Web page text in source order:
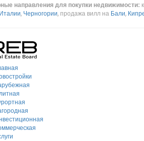
направления для покупки недвижимости:
Италии, Черногории, продажа вилл на Бали,